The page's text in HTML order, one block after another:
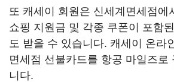
또 캐세이 회원은 신세계면세점에
쇼핑 지원금 및 각종 쿠폰이 포함
도 받을 수 있습니다. 캐세이 온라
면세점 선불카드를 항공 마일즈로
니다.